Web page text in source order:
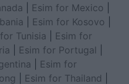
Esim for Mexico
Esim for Kosovo
Tunisia
Esim for
Esim for Portugal
Esim for
Esim for Thailand